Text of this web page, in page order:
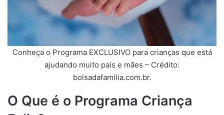
Conheça o Programa EXCLUSIVO para crianças que está
ajudando muito pais e mães – Crédito:
bolsadafamilia.com.br.
O Que é o Programa Criança